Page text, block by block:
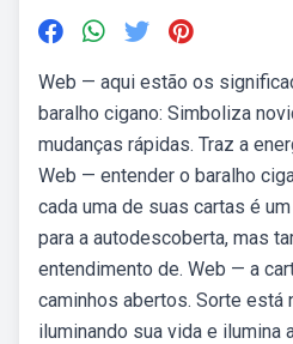
Web — aqui estão os
baralho cigano: Simboliza
mudanças rápidas. Traz a
Web — entender o baralho
cada uma de suas cartas é
para a autodescoberta, mas
entendimento de. Web — a
caminhos abertos. Sorte está
iluminando sua vida e ilumina